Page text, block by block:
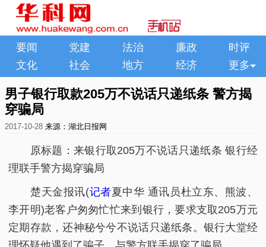
要闻 党建 法治 廉政
时评
文化
社会 地方 经济 更多
男子银行取款205万不说话只递纸条 警方揭
穿骗局
2017-10-28 来源：湖北日报网
原标题：来银行取205万不说话只递纸条 银行经
理联手警方揭穿骗局
楚天金报讯(记者夏中华 通讯员杜立东、熊波、
李开明)老客户匆匆忙忙来到银行，要求支取205万元
定期存款，还神秘兮兮不说话只递纸条。银行大堂经